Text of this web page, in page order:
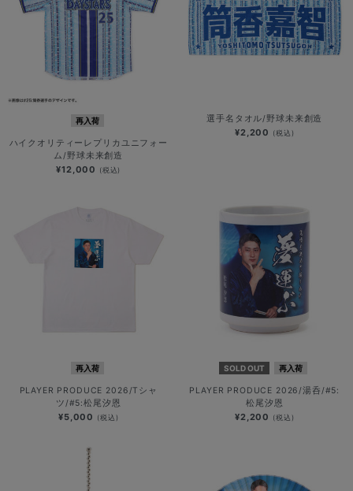
再入荷
ハイクオリティーレプリカユニフォー
ム/野球未来創造
¥12,000 (税込)
選手名タオル/野球未来創造
¥2,200 (税込)
再入荷
PLAYER PRODUCE 2026/Tシャ
ツ/#5:松尾汐恩
¥5,000 (税込)
SOLD OUT 再入荷
PLAYER PRODUCE 2026/湯呑/#5:
松尾汐恩
¥2,200 (税込)